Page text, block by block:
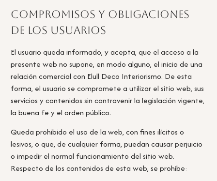
Compromisos y obligaciones
de los usuarios
El usuario queda informado, y acepta, que el acceso a la
presente web no supone, en modo alguno, el inicio de una
relación comercial con Elull Deco Interiorismo. De esta
forma, el usuario se compromete a utilizar el sitio web, sus
servicios y contenidos sin contravenir la legislación vigente,
la buena fe y el orden público.
Queda prohibido el uso de la web, con fines ilícitos o
lesivos, o que, de cualquier forma, puedan causar perjuicio
o impedir el normal funcionamiento del sitio web.
Respecto de los contenidos de esta web, se prohíbe: